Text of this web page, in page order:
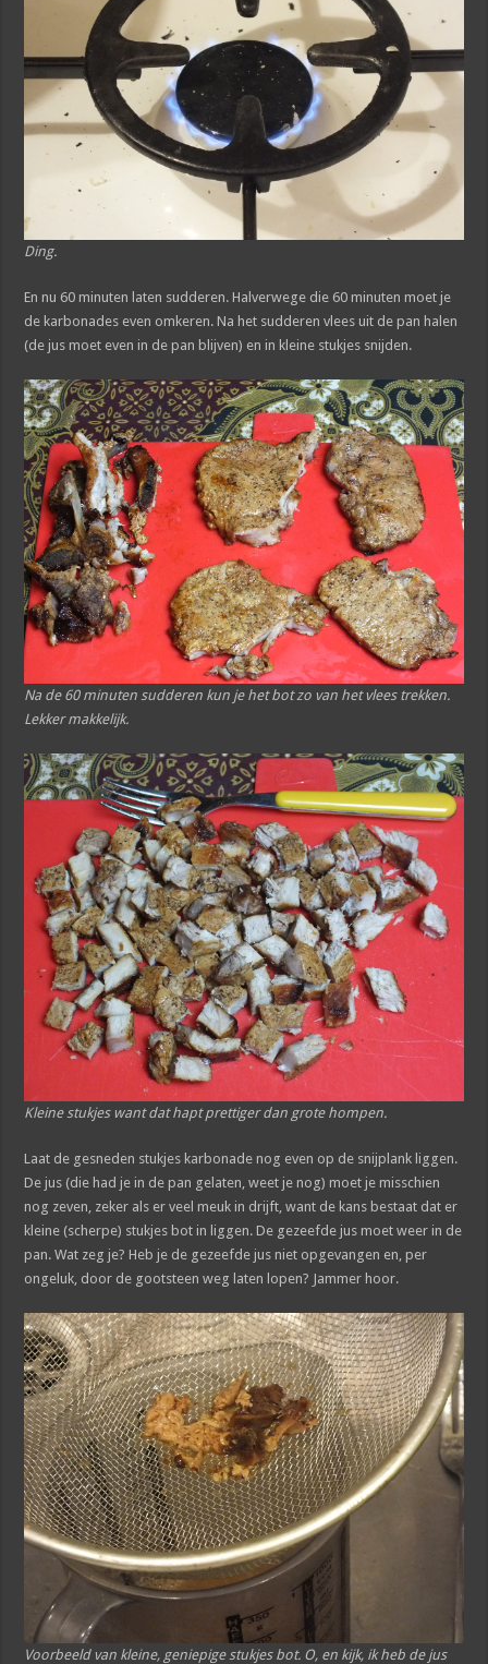
Ding.
En nu 60 minuten laten sudderen. Halverwege die 60 minuten moet je
de karbonades even omkeren. Na het sudderen vlees uit de pan halen
(de jus moet even in de pan blijven) en in kleine stukjes snijden.
Na de 60 minuten sudderen kun je het bot zo van het vlees trekken.
Lekker makkelijk.
Kleine stukjes want dat hapt prettiger dan grote hompen.
Laat de gesneden stukjes karbonade nog even op de snijplank liggen.
De jus (die had je in de pan gelaten, weet je nog) moet je misschien
nog zeven, zeker als er veel meuk in drijft, want de kans bestaat dat er
kleine (scherpe) stukjes bot in liggen. De gezeefde jus moet weer in de
pan. Wat zeg je? Heb je de gezeefde jus niet opgevangen en, per
ongeluk, door de gootsteen weg laten lopen? Jammer hoor.
Voorbeeld van kleine, geniepige stukjes bot. O, en kijk, ik heb de jus